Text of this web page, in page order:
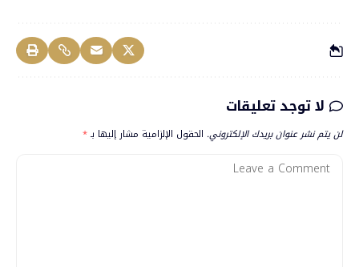
لا توجد تعليقات
لن يتم نشر عنوان بريدك الإلكتروني. الحقول الإلزامية مشار إليها بـ*